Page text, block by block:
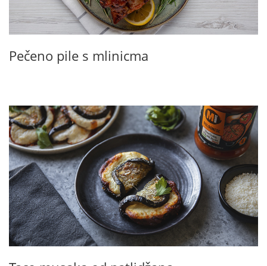
Pečeno pile s mlinicma